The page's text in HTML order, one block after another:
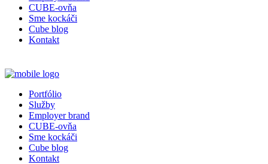
CUBE-ovňa
Sme kockáči
Cube blog
Kontakt
Portfólio
Služby
Employer brand
CUBE-ovňa
Sme kockáči
Cube blog
Kontakt